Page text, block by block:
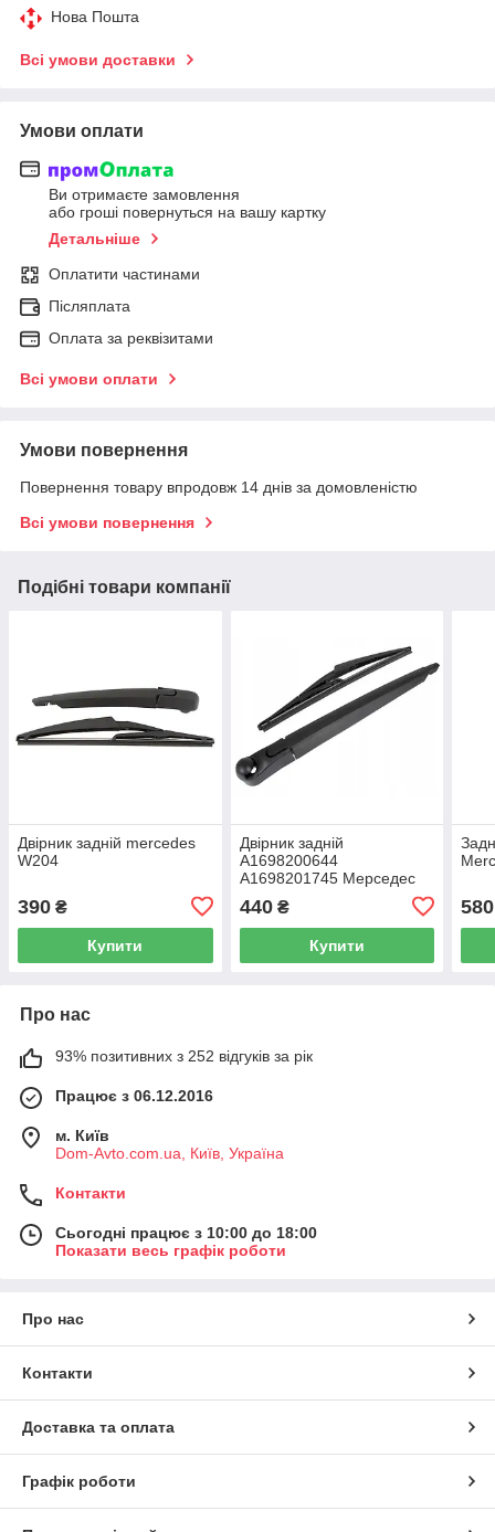
Нова Пошта
Всі умови доставки
Умови оплати
Ви отримаєте замовлення
або гроші повернуться на вашу картку
Детальніше
Оплатити частинами
Післяплата
Оплата за реквізитами
Всі умови оплати
Умови повернення
Повернення товару впродовж 14 днів за домовленістю
Всі умови повернення
Подібні товари компанії
Двірник задній mercedes
W204
390 ₴
Купити
Двірник задній
A1698200644
A1698201745 Мерседес
440₴
Купити
580
Про нас
93% позитивних з 252 відгуків за рік
Працює з 06.12.2016
м. Київ
Dom-Avto.com.ua, Київ, Україна
Контакти
Сьогодні працює з 10:00 до 18:00
Показати весь графік роботи
Про нас
Контакти
Доставка та оплата
Графік роботи